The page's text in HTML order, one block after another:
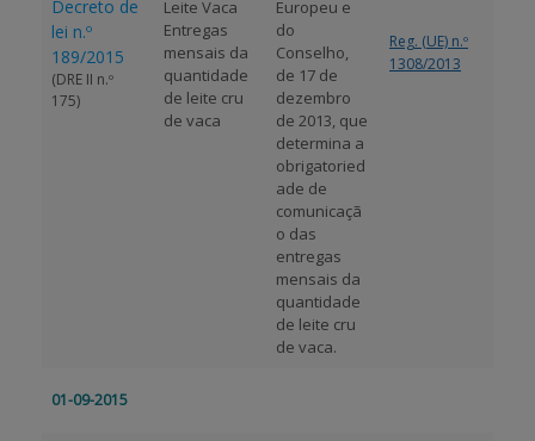
Decreto de
lei n.º
189/2015
(DRE II n.º
175)
Leite Vaca
Entregas
mensais da
quantidade
de leite cru
de vaca
Europeu e
do
Conselho,
de 17 de
dezembro
de 2013, que
determina a
obrigatoried
ade de
comunicaçã
o das
entregas
mensais da
quantidade
de leite cru
de vaca.
Reg. (UE) n.º
1308/2013
01-09-2015